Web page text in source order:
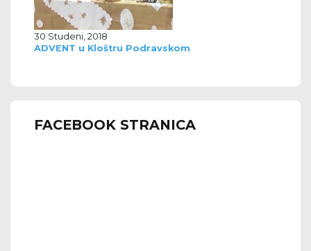
30 Studeni, 2018
ADVENT u Kloštru Podravskom
FACEBOOK STRANICA